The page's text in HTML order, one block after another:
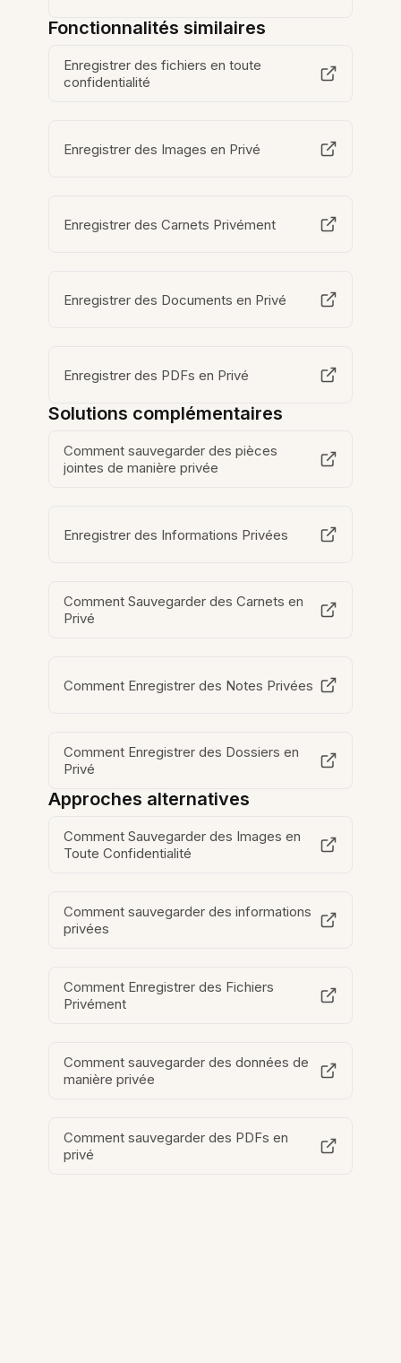
Fonctionnalités similaires
Enregistrer des fichiers en toute
confidentialité
Enregistrer des Images en Privé
Enregistrer des Carnets Privément
Enregistrer des Documents en Privé
Enregistrer des PDFs en Privé
Solutions complémentaires
Comment sauvegarder des pièces
jointes de manière privée
Enregistrer des Informations Privées
Comment Sauvegarder des Carnets en
Privé
Comment Enregistrer des Notes Privées
Comment Enregistrer des Dossiers en
Privé
Approches alternatives
Comment Sauvegarder des Images en
Toute Confidentialité
Comment sauvegarder des informations
privées
Comment Enregistrer des Fichiers
Privément
Comment sauvegarder des données de
manière privée
Comment sauvegarder des PDFs en
privé